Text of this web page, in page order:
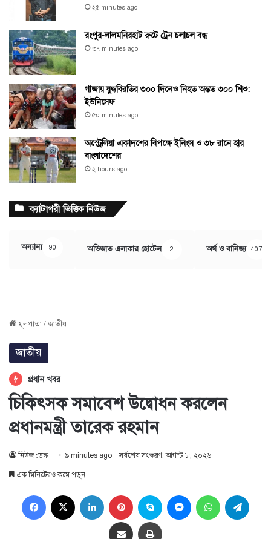
২৫ minutes ago
রংপুর-লালমনিরহাট রুটে ট্রেন চলাচল বন্ধ
৩৭ minutes ago
গাজায় যুদ্ধবিরতির ৩০০ দিনেও নিহত অন্তত ৩০০ শিশু:
ইউনিসেফ
৫০ minutes ago
অস্ট্রেলিয়া একাদশের বিপক্ষে ইনিংস ও ৩৮ রানে হার
বাংলাদেশের
২ hours ago
ক্যাটাগরী ভিত্তিক নিউজ
অন্যান্য 90 অভিজাত এলাকার হোটেল 2 অর্থ ও বানিজ্য 407